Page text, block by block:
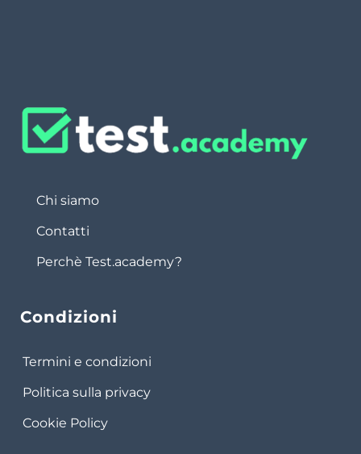
Chi siamo
Contatti
Perchè Test.academy?
Condizioni
Termini e condizioni
Politica sulla privacy
Cookie Policy